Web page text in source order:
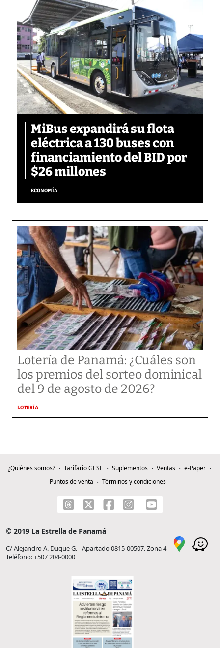
MiBus expandirá su flota
eléctrica a 130 buses con
financiamiento del BID por
$26 millones
ECONOMÍA
Lotería de Panamá: ¿Cuáles son
los premios del sorteo dominical
del 9 de agosto de 2026?
LOTERÍA
¿Quiénes somos? Tarifario GESE Suplementos Ventas
e-Paper
Puntos de venta
Términos y condiciones
© 2019 La Estrella de Panamá
C/ Alejandro A. Duque G. - Apartado 0815-00507, Zona 4
Teléfono: +507 204-0000